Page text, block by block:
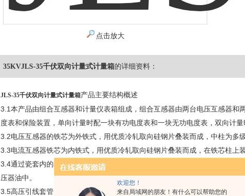
欢迎您！
来自局域网的朋友！有什么可以帮助您的
点击放大
35KVJLS-35千伏双向计量式计量箱的详细资料：
JLS-35千伏双向计量式计量箱产品主要结构概述
3.1本产品由组合互感器和计量仪表箱组成，组合互感器由两台电压互感器
度表和保险装置，单向计量时配一块有功电度表和一块无功电度表，双向计
3.2电压互感器的铁芯为外铁式，用优质冷轧取向硅钢片叠装而成，中柱为多
3.3电流互感器铁芯为内铁式，用优质冷轧取向硅钢片叠装而成，在铁芯柱上
3.4通过瓷套内的导电杆将电压、电流互感器的一次引出供接线用。电压、
压器油中。
3.5高压引线套管，二次引线套管装设在箱盖上，油箱侧面装有放油塞接地螺栓